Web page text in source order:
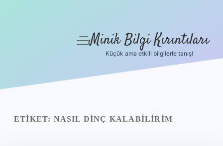
Yasal Uyarı
menüyü
Minik Bilgi Kırıntıları
Küçük ama etkili bilgilerle tanış!
ETIKET: NASIL DINÇ KALABILIRIM